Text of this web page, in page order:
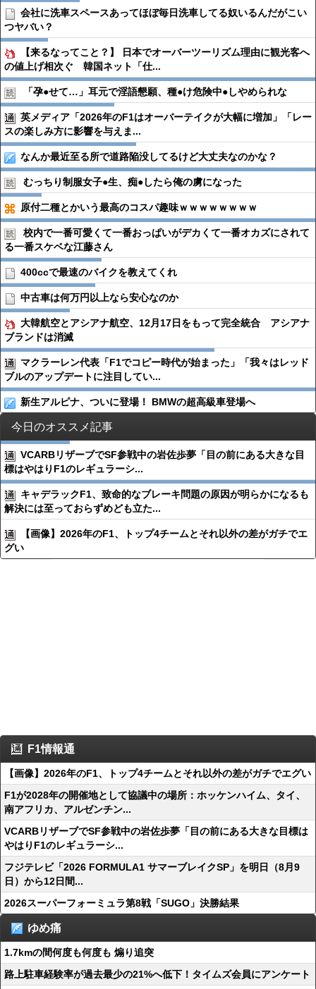
会社に洗車スペースあってほぼ毎日洗車してる奴いるんだがこい
つヤバい？
【来るなってこと？】 日本でオーバーツーリズム理由に観光客へ
の値上げ相次ぐ 韓国ネット「仕...
「孕●︎せて…」耳元で淫語懇願、種●︎け危険中●︎しやめられな
英メディア「2026年のF1はオーバーテイクが大幅に増加」「レー
スの楽しみ方に影響を与えま...
なんか最近至る所で道路陥没してるけど大丈夫なのかな？
むっちり制服女子●︎生、痴●︎したら俺の虜になった
原付二種とかいう最高のコスパ趣味ｗｗｗｗｗｗｗｗ
校内で一番可愛くて一番おっぱいがデカくて一番オカズにされて
る一番スケベな江藤さん
400ccで最速のバイクを教えてくれ
中古車は何万円以上なら安心なのか
大韓航空とアシアナ航空、12月17日をもって完全統合 アシアナ
ブランドは消滅
マクラーレン代表「F1でコピー時代が始まった」「我々はレッド
ブルのアップデートに注目してい...
新生アルピナ、ついに登場！ BMWの超高級車登場へ
今日のオススメ記事
VCARBリザーブでSF参戦中の岩佐歩夢「目の前にある大きな目
標はやはりF1のレギュラーシ...
キャデラックF1、致命的なブレーキ問題の原因が明らかになるも
解決には至っておらずめども立た...
【画像】2026年のF1、トップ4チームとそれ以外の差がガチでエ
グい
F1情報通
【画像】2026年のF1、トップ4チームとそれ以外の差がガチでエグい
F1が2028年の開催地として協議中の場所：ホッケンハイム、タイ、
南アフリカ、アルゼンチン...
VCARBリザーブでSF参戦中の岩佐歩夢「目の前にある大きな目標は
やはりF1のレギュラーシ...
フジテレビ「2026 FORMULA1 サマーブレイクSP」を明日（8月9
日）から12日間...
2026スーパーフォーミュラ第8戦「SUGO」決勝結果
ゆめ痛
1.7kmの間何度も何度も 煽り追突
路上駐車経験率が過去最少の21%へ低下！タイムズ会員にアンケート